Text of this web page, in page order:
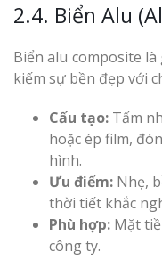
2.4. Biển Alu
Biển alu composite
kiếm sự bền đẹp với
Cấu tạo: Tấm
hoặc ép film,
hình.
Ưu điểm: Nhẹ,
thời tiết khắc
Phù hợp: Mặt
công ty.